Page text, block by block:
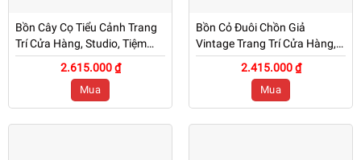
Bồn Cây Cọ Tiểu Cảnh Trang
Trí Cửa Hàng, Studio, Tiệm
Quán, Văn Phòng, Nhà Cửa –
Cao 90cm – Mã CG201
2.615.000 ₫
Mua
Bồn Cỏ Đuôi Chồn Giả
Vintage Trang Trí Cửa Hàng,
Studio, Tiệm Quán, Văn
Phòng, Nhà Cửa – Cao 1m1 –
Mã: PN-CG0200
2.415.000 ₫
Mua